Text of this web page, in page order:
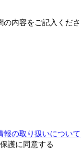
の内容をご記入くださ
報の取り扱いについ
護に同意する